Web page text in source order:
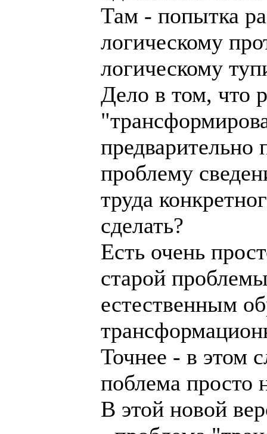
Там - попытка
логическому
логическому
Дело в том, что
предварительно
проблему
труда
сделать?
Есть очень
старой
естественным
Точнее - в этом
поблема просто
В этой новой